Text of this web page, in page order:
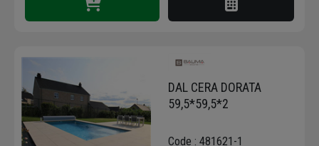
DAL CERA DORATA
59,5*59,5*2
Code : 481621-1